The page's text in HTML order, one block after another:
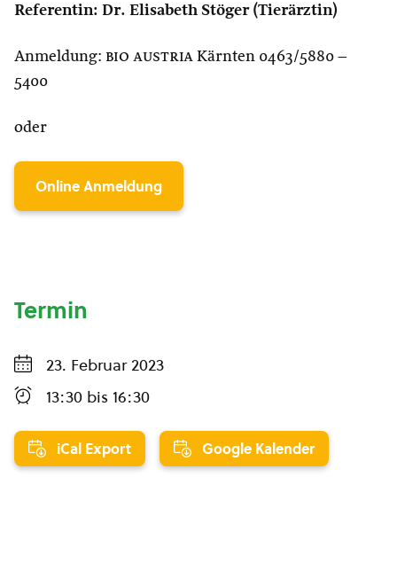
Referentin: Dr. Elisabeth Stöger (Tierärztin)
Anmeldung: bio austria Kärnten 0463/5880 –
5400
oder
Online Anmeldung
Termin
23. Februar 2023
13:30 bis 16:30
iCal Export Google Kalender